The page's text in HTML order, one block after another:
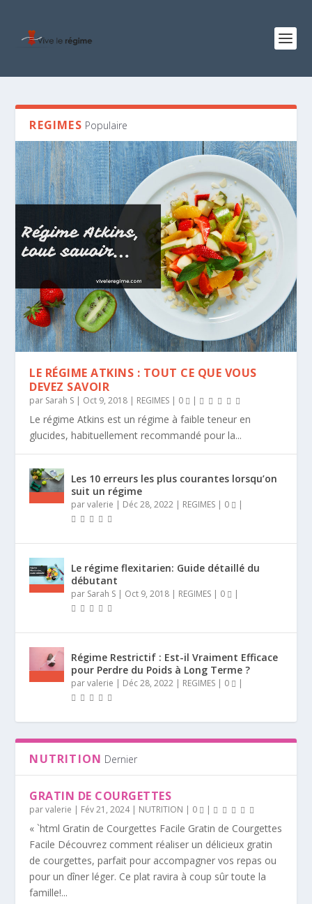
REGIMES Populaire
LE RÉGIME ATKINS : TOUT CE QUE VOUS
DEVEZ SAVOIR
par Sarah S | Oct 9, 2018 | REGIMES | 0 |
Le régime Atkins est un régime à faible teneur en
glucides, habituellement recommandé pour la...
Les 10 erreurs les plus courantes lorsqu’on
suit un régime
parvalerie | Déc 28, 2022 | REGIMES | 0 |
Le régime flexitarien: Guide détaillé du
débutant
par Sarah S | Oct 9, 2018 | REGIMES | 0 |
Régime Restrictif : Est-il Vraiment Efficace
pour Perdre du Poids à Long Terme ?
parvalerie | Déc 28, 2022 | REGIMES | 0 |
NUTRITION Dernier
GRATIN DE COURGETTES
parvalerie | Fév 21, 2024| NUTRITION | 0 |
« `html Gratin de Courgettes Facile Gratin de Courgettes
Facile Découvrez comment réaliser un délicieux gratin
de courgettes, parfait pour accompagner vos repas ou
pour un dîner léger. Ce plat ravira à coup sûr toute la
famille!...